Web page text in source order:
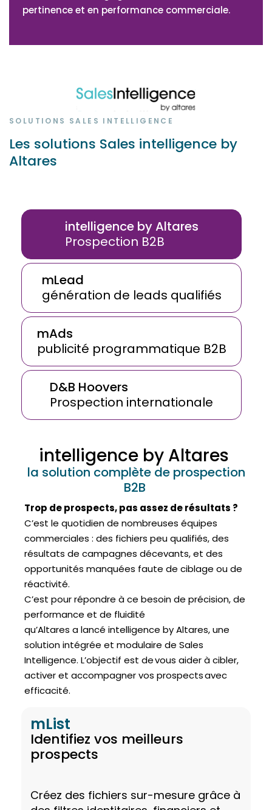
pertinence et en performance commerciale.
SOLUTIONS SALES INTELLIGENCE
Les solutions Sales intelligence by
Altares
intelligence by Altares
Prospection B2B
mLead
génération de leads qualifiés
mAds
publicité programmatique B2B
D&B Hoovers
Prospection internationale
intelligence by Altares
la solution complète de prospection
B2B
Trop de prospects, pas assez de résultats ?
C’est le quotidien de nombreuses équipes
commerciales : des fichiers peu qualifiés, des
résultats de campagnes décevants, et des
opportunités manquées faute de ciblage ou de
réactivité.
C’est pour répondre à ce besoin de précision, de
performance et de fluidité
qu’Altares a lancé intelligence by Altares, une
solution intégrée et modulaire de Sales
Intelligence. L’objectif est de vous aider à cibler,
activer et accompagner vos prospects avec
efficacité.
mList
Identifiez vos meilleurs
prospects
Créez des fichiers sur-mesure grâce à